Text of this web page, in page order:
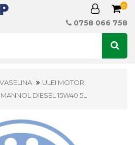
0
0758 066 758
ULEI MOTOR
DIESEL 15W40 5L